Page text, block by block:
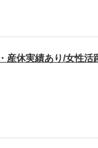
産休実績あり/女性活